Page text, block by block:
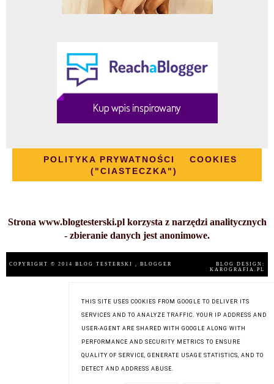
POLITYKA PRYWATNOŚCI
COOKIES
("CIASTECZKA")
Strona www.blogtesterski.pl korzysta z narzędzi analitycznych
- zbieranie danych jest anonimowe.
COPYRIGHT © 2014 BLOG TESTERSKI , BLOGGER
BLOG DESIGN:
KAROGRAFIA.PL
THIS SITE USES COOKIES FROM GOOGLE TO DELIVER ITS
SERVICES AND TO ANALYZE TRAFFIC. YOUR IP ADDRESS AND
USER-AGENT ARE SHARED WITH GOOGLE ALONG WITH
PERFORMANCE AND SECURITY METRICS TO ENSURE
QUALITY OF SERVICE, GENERATE USAGE STATISTICS, AND TO
DETECT AND ADDRESS ABUSE.